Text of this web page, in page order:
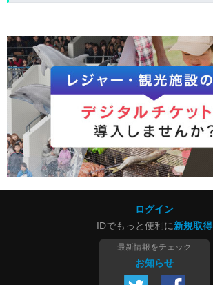
ログイン
IDでもっと便利に新規取得
最新情報をチェック
お知らせ